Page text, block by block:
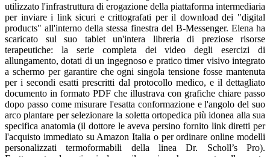
utilizzato l'infrastruttura di erogazione della piattaforma intermediaria
per inviare i link sicuri e crittografati per il download dei "digital
products" all'interno della stessa finestra del B-Messenger. Elena ha
scaricato sul suo tablet un'intera libreria di preziose risorse
terapeutiche: la serie completa dei video degli esercizi di
allungamento, dotati di un ingegnoso e pratico timer visivo integrato
a schermo per garantire che ogni singola tensione fosse mantenuta
per i secondi esatti prescritti dal protocollo medico, e il dettagliato
documento in formato PDF che illustrava con grafiche chiare passo
dopo passo come misurare l'esatta conformazione e l'angolo del suo
arco plantare per selezionare la soletta ortopedica più idonea alla sua
specifica anatomia (il dottore le aveva persino fornito link diretti per
l'acquisto immediato su Amazon Italia o per ordinare online modelli
personalizzati termoformabili della linea Dr. Scholl’s Pro).